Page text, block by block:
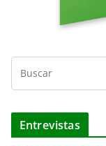
Entrevistas